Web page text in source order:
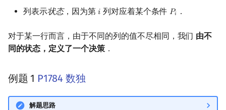
列表示状态，因为第 𝑖
i 列对应着某个条件 𝑃𝑖
Pi ．
对于某一行而言，由于不同的列的值不尽相同，我们 由不
同的状态，定义了一个决策 ．
例题 1 P1784 数独
解题思路